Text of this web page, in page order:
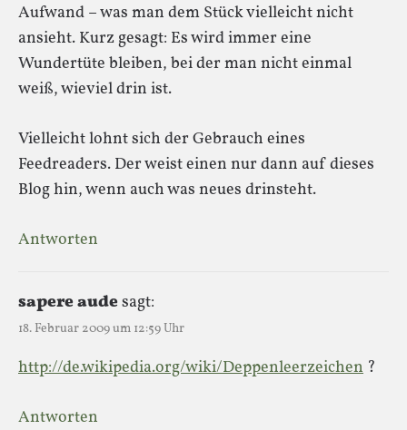
Aufwand – was man dem Stück vielleicht nicht
ansieht. Kurz gesagt: Es wird immer eine
Wundertüte bleiben, bei der man nicht einmal
weiß, wieviel drin ist.
Vielleicht lohnt sich der Gebrauch eines
Feedreaders. Der weist einen nur dann auf dieses
Blog hin, wenn auch was neues drinsteht.
Antworten
sapere audesagt:
18. Februar 2009 um 12:59 Uhr
http://de.wikipedia.org/wiki/Deppenleerzeichen ?
Antworten